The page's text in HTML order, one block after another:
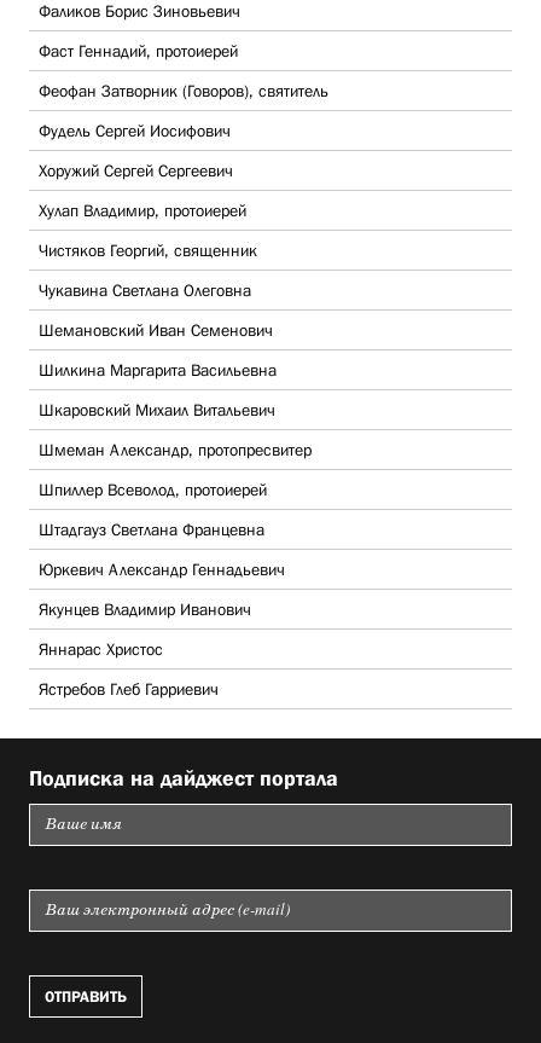
Фаликов Борис Зиновьевич
Фаст Геннадий, протоиерей
Феофан Затворник (Говоров), святитель
Фудель Сергей Иосифович
Хоружий Сергей Сергеевич
Хулап Владимир, протоиерей
Чистяков Георгий, священник
Чукавина Светлана Олеговна
Шемановский Иван Семенович
Шилкина Маргарита Васильевна
Шкаровский Михаил Витальевич
Шмеман Александр, протопресвитер
Шпиллер Всеволод, протоиерей
Штадгауз Светлана Францевна
Юркевич Александр Геннадьевич
Якунцев Владимир Иванович
Яннарас Христос
Ястребов Глеб Гарриевич
Подписка на дайджест портала